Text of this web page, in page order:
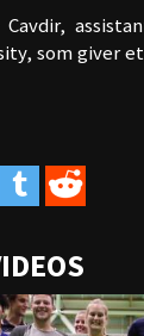
Cavdir,
som giver